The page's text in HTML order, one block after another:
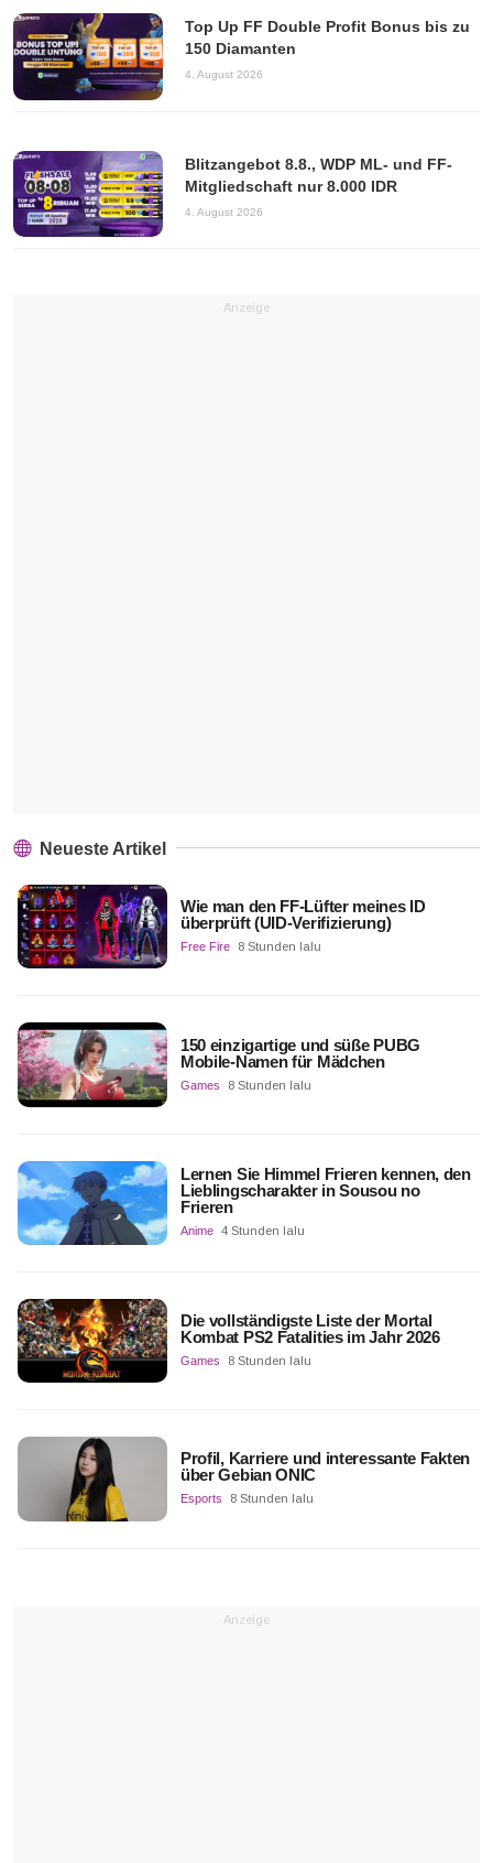
Top Up FF Double Profit Bonus bis zu
150 Diamanten
4. August 2026
Blitzangebot 8.8., WDP ML- und FF-
Mitgliedschaft nur 8.000 IDR
4. August 2026
Anzeige
Neueste Artikel
Wie man den FF-Lüfter meines ID
überprüft (UID-Verifizierung)
Free Fire 8 Stunden lalu
150 einzigartige und süße PUBG
Mobile-Namen für Mädchen
Games 8 Stunden lalu
Lernen Sie Himmel Frieren kennen, den
Lieblingscharakter in Sousou no
Frieren
Anime 4 Stunden lalu
Die vollständigste Liste der Mortal
Kombat PS2 Fatalities im Jahr 2026
Games 8 Stunden lalu
Profil, Karriere und interessante Fakten
über Gebian ONIC
Esports 8 Stunden lalu
Anzeige